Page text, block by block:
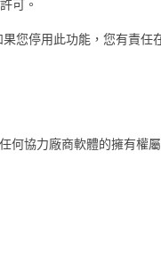
可。
您停用此功能，您有責任
何協力廠商軟體的擁有權